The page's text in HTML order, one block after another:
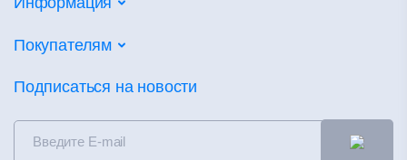
Напольные покрытия
Фальшпол
Теплоизоляция
Партнеры
Новости
Контакты
Покупателям
Калькуляторы
Альбом технических решений
Подписаться на новости